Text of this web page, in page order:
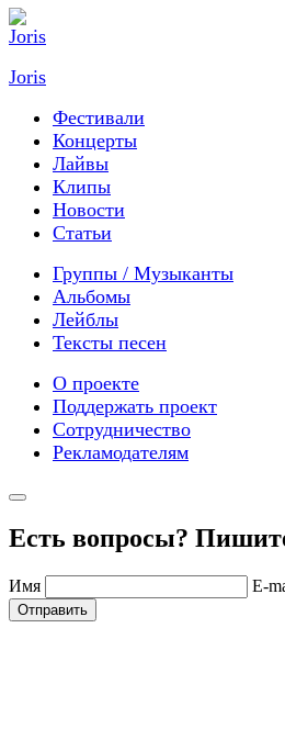
Joris
Фестивали
Концерты
Лайвы
Клипы
Новости
Статьи
Группы / Музыканты
Альбомы
Лейблы
Тексты песен
О проекте
Поддержать проект
Сотрудничество
Рекламодателям
Есть вопросы?
Имя E-